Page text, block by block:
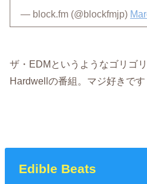
— block.fm (@blockfmjp)
ザ・EDMというようなゴリゴ
Hardwellの番組。マジ好きです
Edible Beats